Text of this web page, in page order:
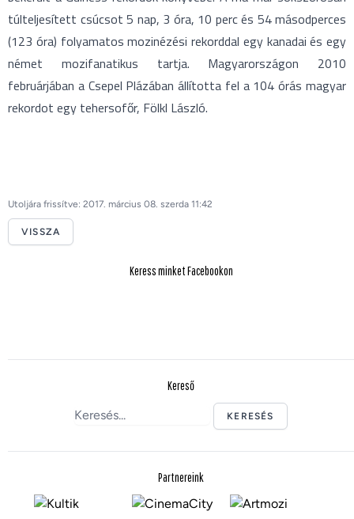
túlteljesített csúcsot 5 nap, 3 óra, 10 perc és 54 másodperces
(123 óra) folyamatos mozinézési rekorddal egy kanadai és egy
német mozifanatikus tartja. Magyarországon 2010
februárjában a Csepel Plázában állította fel a 104 órás magyar
rekordot egy tehersofőr, Fölkl László.
Utoljára frissítve: 2017. március 08. szerda 11:42
VISSZA
Keress minket Facebookon
Kereső
KERESÉS
Partnereink